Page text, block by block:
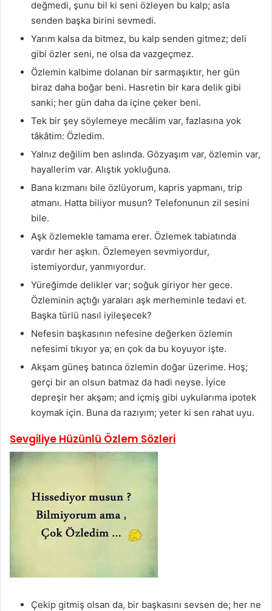
değmedi, şunu bil ki seni özleyen bu kalp; asla
senden başka birini sevmedi.
Yarım kalsa da bitmez, bu kalp senden gitmez; deli
gibi özler seni, ne olsa da vazgeçmez.
Özlemin kalbime dolanan bir sarmaşıktır, her gün
biraz daha boğar beni. Hasretin bir kara delik gibi
sanki; her gün daha da içine çeker beni.
Tek bir şey söylemeye mecâlim var, fazlasına yok
tâkâtim: Özledim.
Yalnız değilim ben aslında. Gözyaşım var, özlemin var,
hayallerim var. Alıştık yokluğuna.
Bana kızmanı bile özlüyorum, kapris yapmanı, trip
atmanı. Hatta biliyor musun? Telefonunun zil sesini
bile.
Aşk özlemekle tamama erer. Özlemek tabiatında
vardır her aşkın. Özlemeyen sevmiyordur,
istemiyordur, yanmıyordur.
Yüreğimde delikler var; soğuk giriyor her gece.
Özleminin açtığı yaraları aşk merheminle tedavi et.
Başka türlü nasıl iyileşecek?
Nefesin başkasının nefesine değerken özlemin
nefesimi tıkıyor ya; en çok da bu koyuyor işte.
Akşam güneş batınca özlemin doğar üzerime. Hoş;
gerçi bir an olsun batmaz da hadi neyse. İyice
depreşir her akşam; and içmiş gibi uykularıma ipotek
koymak için. Buna da razıyım; yeter ki sen rahat uyu.
Sevgiliye Hüzünlü Özlem Sözleri
Çekip gitmiş olsan da, bir başkasını sevsen de; her ne